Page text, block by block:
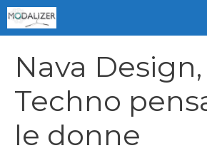
Vai
al
Nava
Techno
le donne